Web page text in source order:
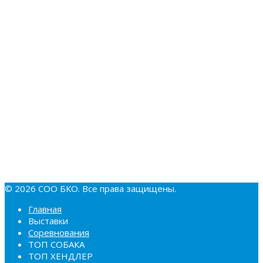
© 2026 СОО БКО. Все права защищены.
Главная
Выставки
Соревнования
ТОП СОБАКА
ТОП ХЕНДЛЕР